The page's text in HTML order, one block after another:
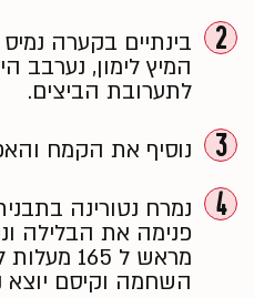
2
בינתיים בקערה
המיץ לימון, נערבב
לתערובת הביצים.
3 נוסיף את הקמח והאפייה
4
פנימה את הבלילה
השחמה וקיסם יוצא